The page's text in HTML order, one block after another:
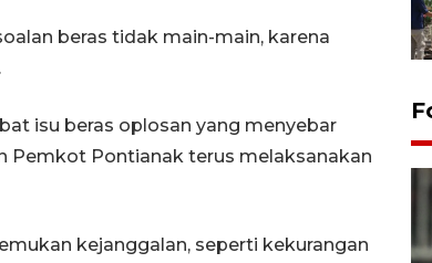
beras tidak main-main, karena
isu beras oplosan yang menyebar
Pemkot Pontianak terus melaksanakan
kejanggalan, seperti kekurangan